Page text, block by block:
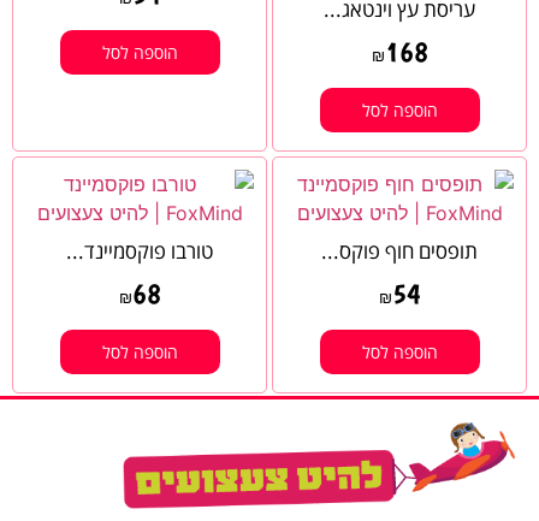
עריסת עץ וינטאג...
₪ 168
הוספה לסל
הוספה לסל
תופסים חוף פוקס...
₪ 54
הוספה לסל
טורבו פוקסמיינד...
₪68
הוספה לסל